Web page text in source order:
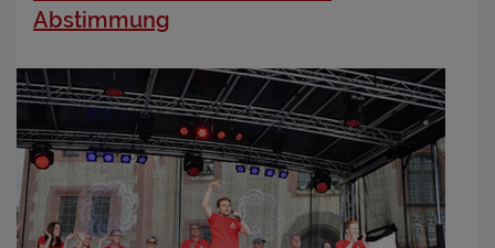
Abstimmung